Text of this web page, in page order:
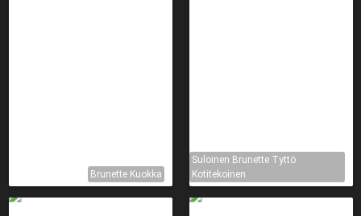
Brunette Kuokka
Suloinen Brunette Tyttö
Kotitekoinen